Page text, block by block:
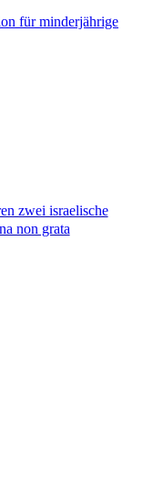
für minderjährige
zwei israelische
non grata